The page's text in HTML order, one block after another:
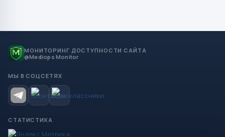
МОНИТОРИНГ ДОСТУПНОСТИ САЙТА
@Mediops Monitor
МЫ В СОЦСЕТЯХ
СТАТИСТИКА